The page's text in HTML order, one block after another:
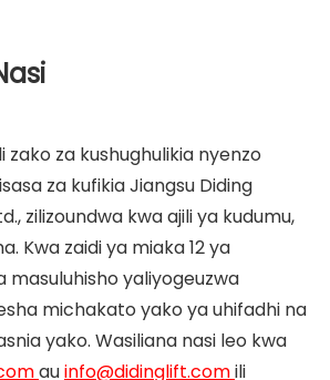
zako za kushughulikia nyenzo
za kufikia Jiangsu Diding
zilizoundwa kwa ajili ya kudumu,
Kwa zaidi ya miaka 12 ya
yaliyogeuzwa
michakato yako ya uhifadhi na
yako. Wasiliana nasi leo kwa
auinfo@didinglift.comili